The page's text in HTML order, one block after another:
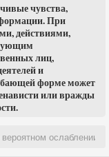
чувства,
При
действиями,
лиц,
и
форме может
или вражды
ослаблении